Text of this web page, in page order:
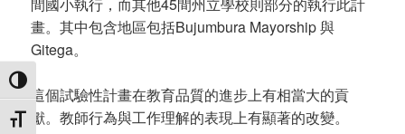
TOGGLE HIGH CONTRAST
TOGGLE FONT SIZE
畫。其中包含地區包括Bujumbura Mayorship 與
Gitega。
這個試驗性計畫在教育品質的進步上有相當大的貢
獻。教師行為與工作理解的表現上有顯著的改變。